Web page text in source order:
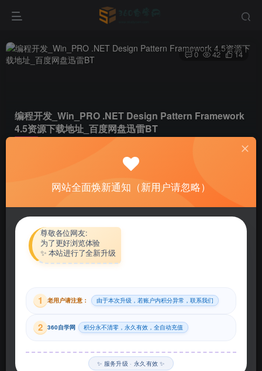
编程开发_Win_PRO .NET Design Pattern Framework
4.5资源下载地址_百度网盘迅雷BT
0 42 14
热心网友 关注
此内容为付费资源，请付费后查看
29积分
付费资源
网站全面焕新通知（新用户请忽略）
尊敬各位网友:
为了更好浏览体验
✨ 本站进行了全新升级
1 老用户请注意： 由于本次升级，若账户内积分异常，联系我们
2 360自学网 积分永不清零，永久有效，全自动充值
✨ 服务升级 · 永久有效 ✨